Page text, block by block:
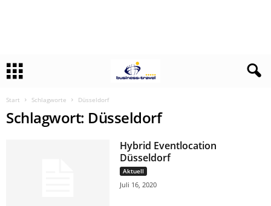
Start Schlagworte Düsseldorf
Schlagwort: Düsseldorf
Hybrid Eventlocation
Düsseldorf
Aktuell
Juli 16, 2020